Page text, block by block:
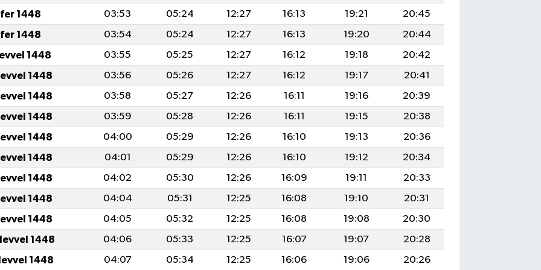
1448 03:53 05:24 12:27 16:13 19:21
20:45
1448
03:54 05:24 12:27 16:13 19:20
20:44
1448
03:55 05:25 12:27 16:12 19:18
20:42
1448
03:56 05:26 12:27 16:12 19:17
20:41
1448
03:58 05:27 12:26 16:11 19:16
20:39
1448
03:59 05:28 12:26 16:11 19:15
20:38
1448
04:00 05:29 12:26 16:10 19:13
20:36
1448
04:01 05:29 12:26 16:10 19:12
20:34
1448
04:02 05:30 12:26 16:09 19:11
20:33
1448
04:04 05:31 12:25 16:08 19:10
20:31
1448
04:05 05:32 12:25 16:08 19:08
20:30
1448
04:06 05:33 12:25 16:07 19:07
20:28
1448
04:07 05:34 12:25 16:06 19:06 20:26